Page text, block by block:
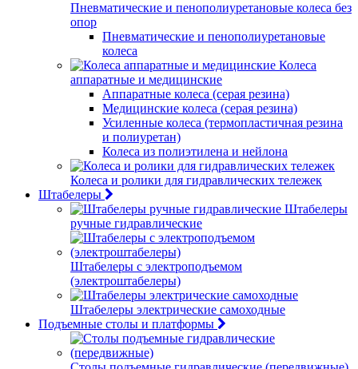
Пневматические и пенополиуретановые колеса без
опор
Пневматические и пенополиуретановые
колеса
Колеса
аппаратные и медицинские
Аппаратные колеса (серая резина)
Медицинские колеса (серая резина)
Усиленные колеса (термопластичная резина
и полиуретан)
Колеса из полиэтилена и нейлона
Колеса и ролики для гидравлических тележек
Штабелеры
Штабелеры
ручные гидравлические
Штабелеры с электроподъемом
(электроштабелеры)
Штабелеры электрические самоходные
Подъемные столы и платформы